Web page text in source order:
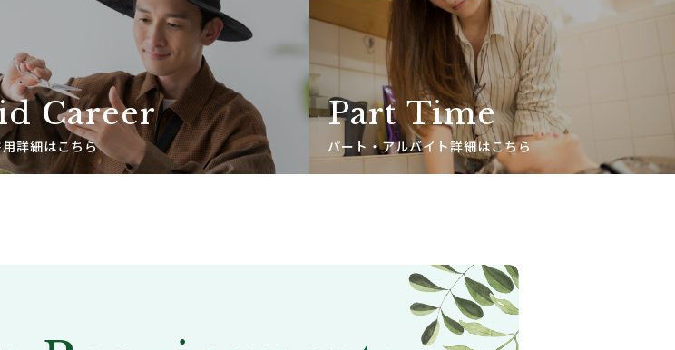
Career
詳細はこちら
Part Time
パート・アルバイト詳細はこちら